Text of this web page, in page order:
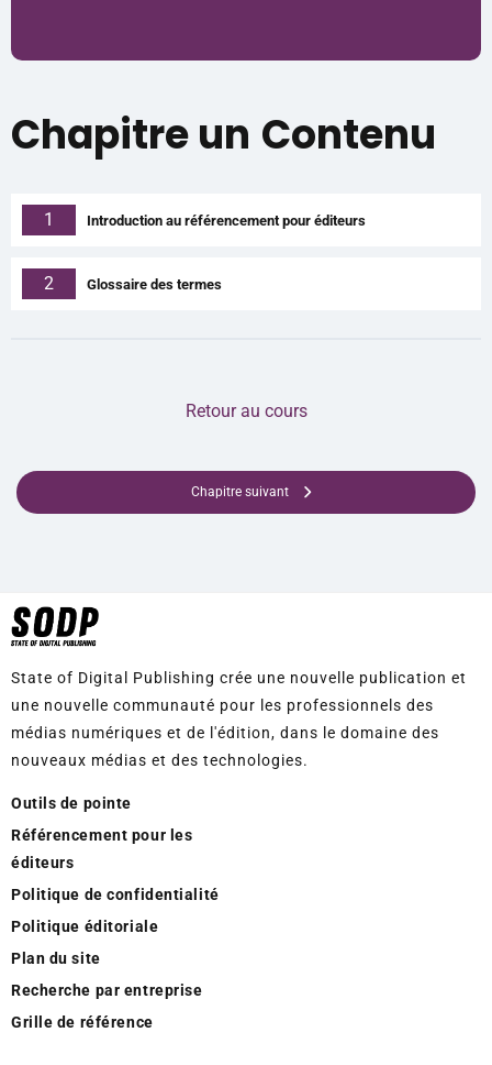
Chapitre un Contenu
1 Introduction au référencement pour éditeurs
2 Glossaire des termes
Retour au cours
Chapitre suivant
State of Digital Publishing crée une nouvelle publication et
une nouvelle communauté pour les professionnels des
médias numériques et de l'édition, dans le domaine des
nouveaux médias et des technologies.
Outils de pointe
Référencement pour les
éditeurs
Politique de confidentialité
Politique éditoriale
Plan du site
Recherche par entreprise
Grille de référence